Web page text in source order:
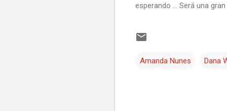
esperando ... Será una
Amanda Nunes Dana